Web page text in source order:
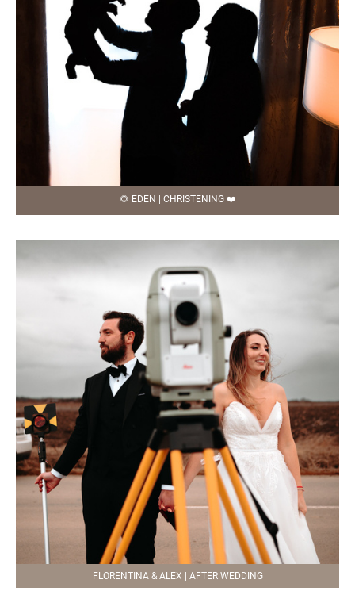
🌻 EDEN | CHRISTENING ❤️
FLORENTINA & ALEX | AFTER WEDDING